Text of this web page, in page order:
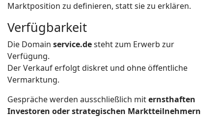
Marktposition zu definieren, statt sie zu erklären.
Verfügbarkeit
Die Domain service.desteht zum Erwerb zur
Verfügung.
Der Verkauf erfolgt diskret und ohne öffentliche
Vermarktung.
Gespräche werden ausschließlich miternsthaften
Investoren oder strategischen Marktteilnehmern